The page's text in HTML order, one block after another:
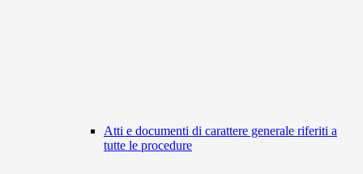
Atti e documenti di carattere generale riferiti a
tutte le procedure